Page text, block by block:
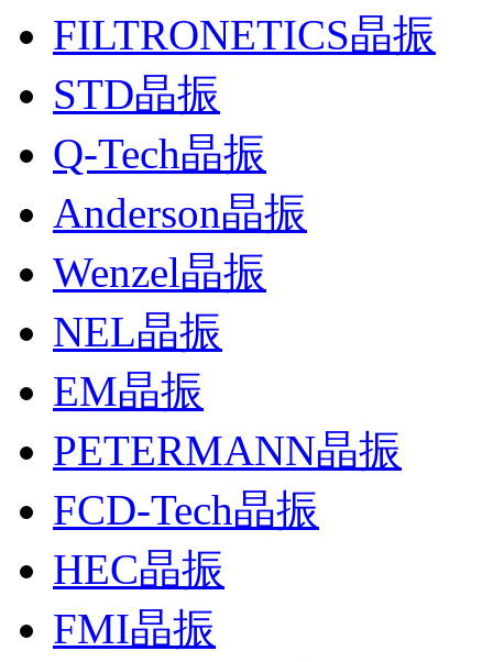
FILTRONETICS晶振
STD晶振
Q-Tech晶振
Anderson晶振
Wenzel晶振
NEL晶振
EM晶振
PETERMANN晶振
FCD-Tech晶振
HEC晶振
FMI晶振